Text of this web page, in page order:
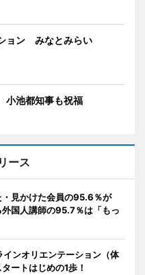
ョン みなとみらい
池都知事も祝福
ース
見かけた会員の95.6％が
外国人講師の95.7％は「もっ
ンオリエンテーション（体
ートはじめの1歩！